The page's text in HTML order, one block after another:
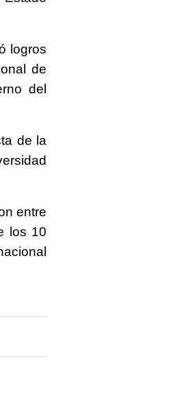
logros
de
del
de la
entre
los 10